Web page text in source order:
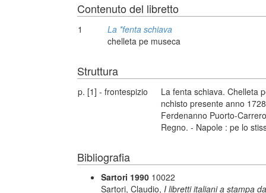
Contenuto del libretto
1
La *fenta schiava
chelleta pe museca
Struttura
p. [1] - frontespizio
La fenta schiava. Chelleta
nchisto presente anno
Ferdenanno Puorto-
Regno. - Napole : pe lo
Bibliografia
Sartori 1990 10022
Sartori, Claudio, I libretti italiani a stampa